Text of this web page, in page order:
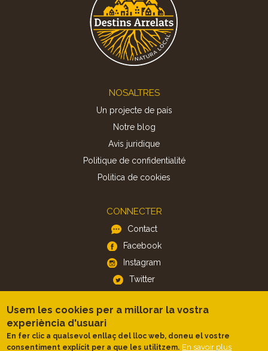
NOSALTRES
Un projecte de país
Notre blog
Avis juridique
Politique de confidentialité
Politica de cookies
CONNECTER
Contact
Facebook
Instagram
Twitter
APP
iOS
Android
Usem les cookies per a millorar la vostra
experiència d'usuari
En fer clic a qualsevol enllaç del lloc web, doneu el vostre
consentiment explícit per a que les utilitzem. En savoir plus